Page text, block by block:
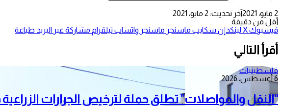
2 مايو، 2021
آخر تحديث: 2 مايو، 2021
أقل من دقيقة
فيسبوك‫Xلينكدإن سكايب ماسنجر ماسنجر واتساب تيلقرام مشاركة عبر البريد طباعة
أقرأ التالي
فلسطينيات
6 أغسطس، 2026
“النقل والمواصلات” تطلق حملة لترخيص الجرارات